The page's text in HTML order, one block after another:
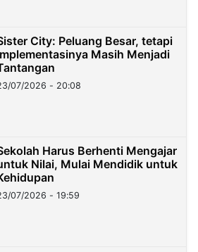
City: Peluang Besar, tetapi
Masih Menjadi
07/2026 - 20:08
Harus Berhenti Mengajar
Nilai, Mulai Mendidik untuk
07/2026 - 19:59